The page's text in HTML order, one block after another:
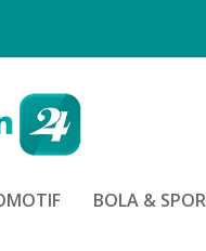
BOLA &